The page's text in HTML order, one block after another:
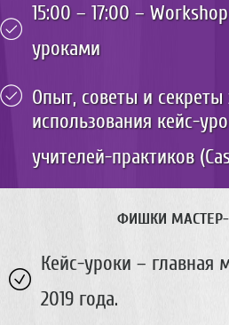
е
с
т
е
б
о
в
15:00 – 17:00 –
уроками
Опыт, советы и
использования кейс-
учителей-практиков
ФИШКИ МАСТЕР-
Кейс-уроки – главная
2019 года.